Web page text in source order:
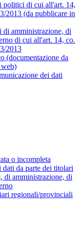
politici di cui all'art. 14,
2013 (da pubblicare in
amministrazione, di
di cui all'art. 14, co.
2013
(documentazione da
dei dati
o incompleta
dati da parte dei titolari
di amministrazione, di
regionali/provinciali